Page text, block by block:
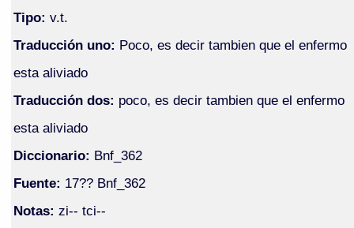
Tipo: v.t.
Traducción uno: Poco, es decir tambien que el enfermo
esta aliviado
Traducción dos: poco, es decir tambien que el enfermo
esta aliviado
Diccionario: Bnf_362
Fuente: 17?? Bnf_362
Notas: zi-- tci--